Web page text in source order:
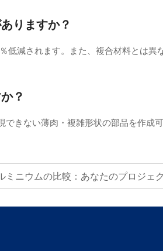
りますか？
減されます。また、複合材料とは異
？
きない薄肉・複雑形状の部品を作成